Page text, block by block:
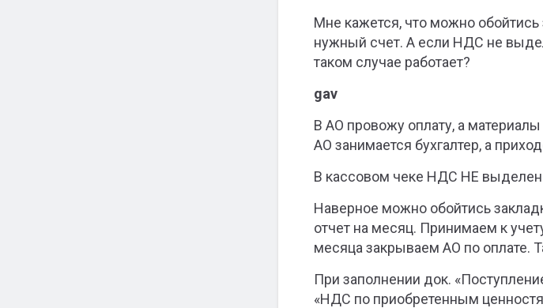
Мне кажется, что можно обойтись
нужный счет. А если НДС не
таком случае работает?
gav
В АО провожу оплату, а
АО занимается бухгалтер, а
В кассовом чеке НДС НЕ
Наверное можно обойтись
отчет на месяц. Принимаем к
месяца закрываем АО по оплате.
При заполнении док.
«НДС по приобретенным